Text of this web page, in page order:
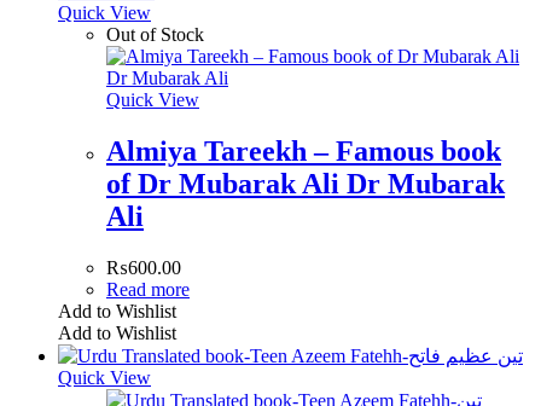
Quick View
Out of Stock
Quick View
Almiya Tareekh – Famous book
of Dr Mubarak Ali Dr Mubarak
Ali
₨600.00
Read more
Add to Wishlist
Add to Wishlist
Quick View